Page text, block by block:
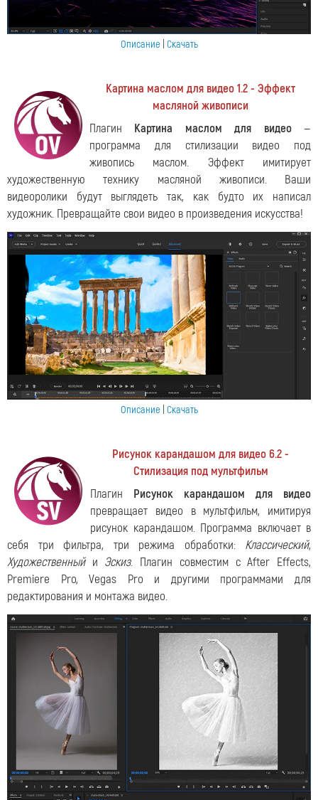
Описание Скачать
Картина маслом для видео 1.2 - Эффект
масляной живописи
Плагин Картина маслом для видео—
программа для стилизации видео под
живопись маслом. Эффект имитирует
художественную технику масляной живописи. Ваши
видеоролики будут выглядеть так, как будто их написал
художник. Превращайте свои видео в произведения искусства!
Описание Скачать
Рисунок карандашом для видео 6.2 -
Стилизация под мультфильм
Плагин Рисунок карандашом для видео
превращает видео в мультфильм, имитируя
рисунок карандашом. Программа включает в
себя три фильтра, три режима обработки: Классический,
Художественныйи Эскиз. Плагин совместим с After Effects,
Premiere Pro, Vegas Pro и другими программами для
редактирования и монтажа видео.